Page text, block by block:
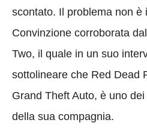
scontato. Il problema non è
Convinzione corroborata
Two, il quale in un suo
sottolineare che Red Dead
Grand Theft Auto, è uno
della sua compagnia.